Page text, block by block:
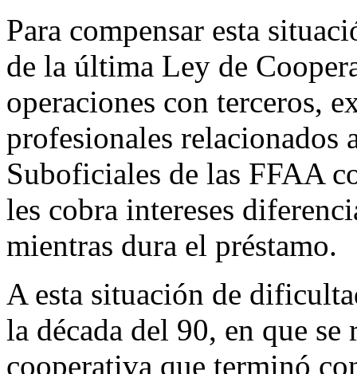
Para compensar esta
de la última Ley de
operaciones con terceros,
profesionales relacionados
Suboficiales de las FFAA
les cobra intereses
mientras dura el préstamo.
A esta situación de
la década del 90, en que
cooperativa que terminó